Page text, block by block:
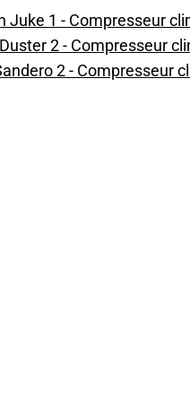
Juke 1 - Compresseur
2 - Compresseur
2 - Compresseur